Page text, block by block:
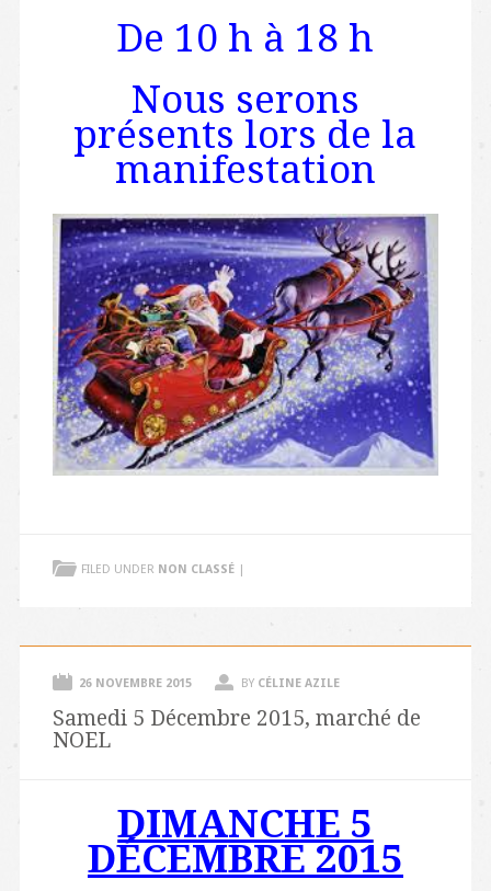
De 10 h à 18 h
Nous serons
présents lors de la
manifestation
FILED UNDER NON CLASSÉ |
26 NOVEMBRE 2015 BY CÉLINE AZILE
Samedi 5 Décembre 2015, marché de
NOEL
DIMANCHE 5
DÉCEMBRE 2015